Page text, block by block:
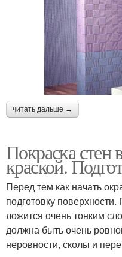
читать дальше →
Покраска стен
краской.
Перед тем как начать
подготовку
ложится очень тонким
должна быть очень
неровности, сколы и